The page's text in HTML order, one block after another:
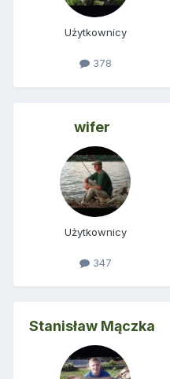
Użytkownicy
378
wifer
Użytkownicy
347
Stanisław Mączka